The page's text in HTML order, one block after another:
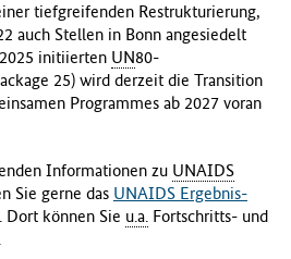
tiefgreifenden Restrukturierung,
auch Stellen in Bonn angesiedelt
initiierten UN80-
25) wird derzeit die Transition
Programmes ab 2027 voran
Informationen zu UNAIDS
Sie gerne das UNAIDS Ergebnis-
Dort können Sie u.a.Fortschritts- und